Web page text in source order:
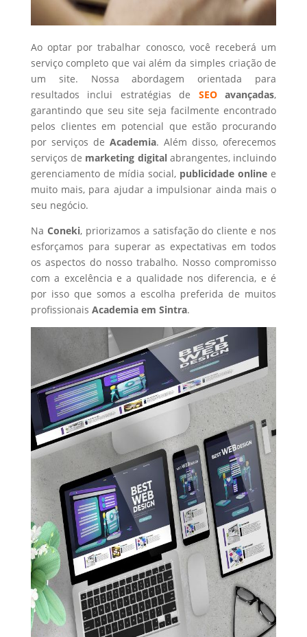
Ao optar por trabalhar conosco, você receberá um
serviço completo que vai além da simples criação de
um site. Nossa abordagem orientada para
resultados inclui estratégias de SEOavançadas,
garantindo que seu site seja facilmente encontrado
pelos clientes em potencial que estão procurando
por serviços de Academia. Além disso, oferecemos
serviços de marketing digital abrangentes, incluindo
gerenciamento de mídia social, publicidade online e
muito mais, para ajudar a impulsionar ainda mais o
seu negócio.
Na Coneki, priorizamos a satisfação do cliente e nos
esforçamos para superar as expectativas em todos
os aspectos do nosso trabalho. Nosso compromisso
com a excelência e a qualidade nos diferencia, e é
por isso que somos a escolha preferida de muitos
profissionais Academiaem Sintra.